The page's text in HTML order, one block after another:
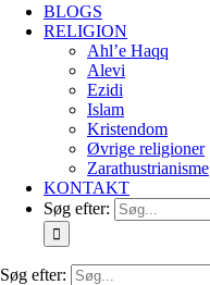
BLOGS
RELIGION
Ahl’e Haqq
Alevi
Ezidi
Islam
Kristendom
Øvrige religioner
Zarathustrianisme
KONTAKT
Søg efter:
Søg efter: